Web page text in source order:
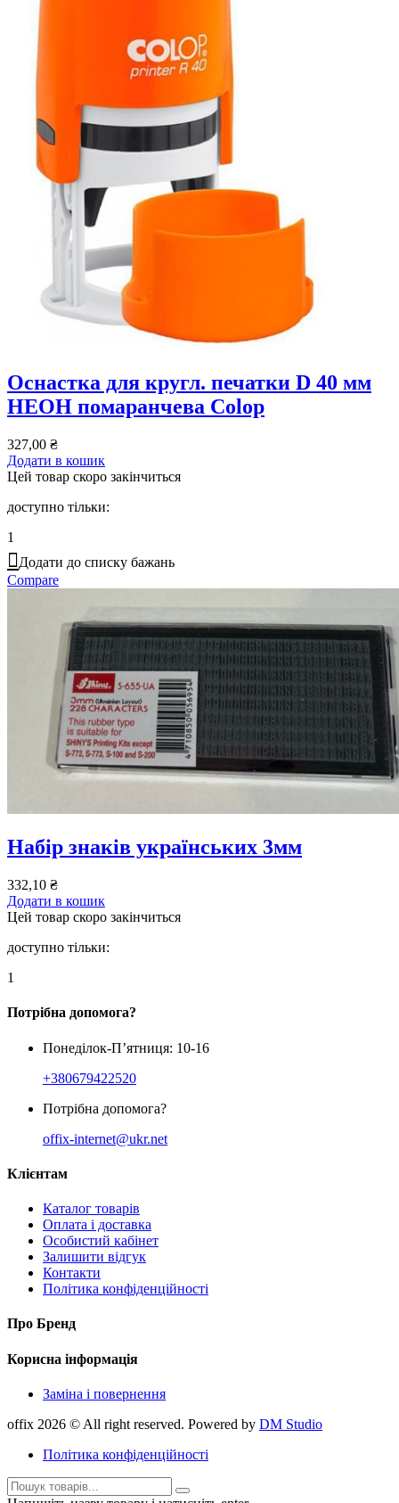
Оснастка для кругл. печатки D 40 мм
НЕОН помаранчева Colop
327,00 ₴
Додати в кошик
Цей товар скоро закінчиться
доступно тільки:
1
Додати до списку бажань
Compare
Набір знаків українських 3мм
332,10 ₴
Додати в кошик
Цей товар скоро закінчиться
доступно тільки:
1
Потрібна допомога?
Понеділок-П’ятниця: 10-16
+380679422520
Потрібна допомога?
offix-internet@ukr.net
Клієнтам
Каталог товарів
Оплата і доставка
Особистий кабінет
Залишити відгук
Контакти
Політика конфіденційності
Про Бренд
Корисна інформація
Заміна і повернення
offix 2026 © All right reserved. Powered by DM Studio
Політика конфіденційності